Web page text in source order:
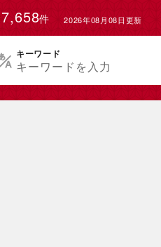
件 2026年08月08日更新
キーワード
キーワードを入力